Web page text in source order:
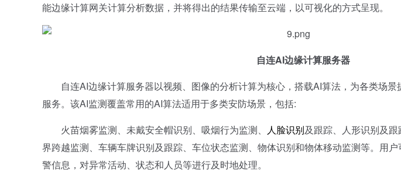
能边缘计算网关计算分析数据，并将得出的结果传输至云端，以可视化的方式呈现。
自连AI边缘计算服务器
自连AI边缘计算服务器以视频、图像的分析计算为核心，搭载AI算法，为各类场景
服务。该AI监测覆盖常用的AI算法适用于多类安防场景，包括:
火苗烟雾监测、未戴安全帽识别、吸烟行为监测、 人脸识别及跟踪、人形识别及
界跨越监测、车辆车牌识别及跟踪、车位状态监测、物体识别和物体移动监测等。用
警信息，对异常活动、状态和人员等进行及时地处理。